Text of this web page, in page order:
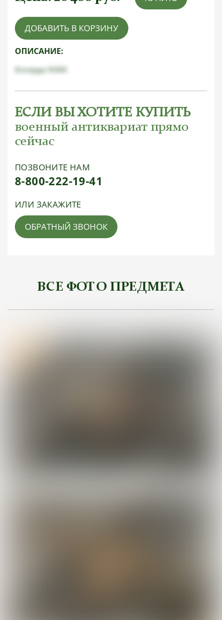
ДОБАВИТЬ В КОРЗИНУ
ОПИСАНИЕ:
Кокарда NSKK
ЕСЛИ ВЫ ХОТИТЕ КУПИТЬ
военный антиквариат прямо
сейчас
ПОЗВОНИТЕ НАМ
8-800-222-19-41
ИЛИ ЗАКАЖИТЕ
ОБРАТНЫЙ ЗВОНОК
ВСЕ ФОТО ПРЕДМЕТА